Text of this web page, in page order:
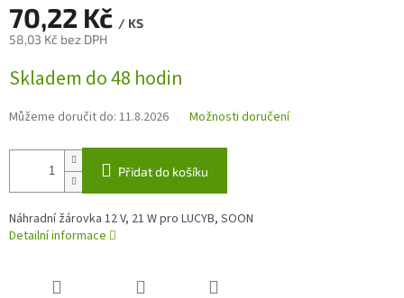
70,22 Kč / KS
58,03 Kč bez DPH
cena:
Skladem do 48 hodin
Můžeme doručit do: 11.8.2026 Možnosti doručení
Přidat do košíku
Náhradní žárovka 12 V, 21 W pro LUCYB, SOON
Detailní informace